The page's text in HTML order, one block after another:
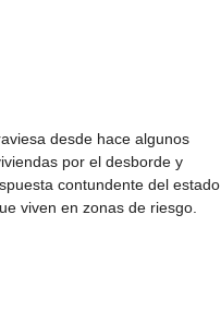
desde hace algunos
por el desborde y
contundente del estado
viven en zonas de riesgo.